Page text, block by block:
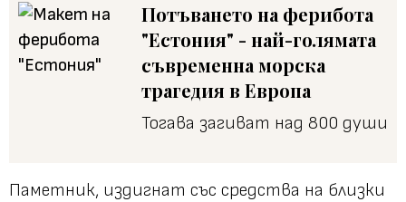
Потъването на ферибота
"Естония" - най-голямата
съвременна морска
трагедия в Европа
Тогава загиват над 800 души
Паметник, издигнат със средства на близки